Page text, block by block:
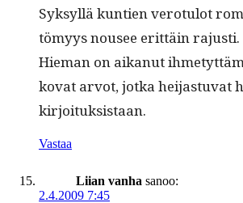
Syksyl­lä kun­tien vero­tu­lot
tömyys nousee erit­täin rajusti.
Hie­man on aikanut
kovat arvot, jot­ka hei­jas­tu­vat
kirjoituksistaan.
Vastaa
Liian vanha sanoo:
2.4.2009 7:45